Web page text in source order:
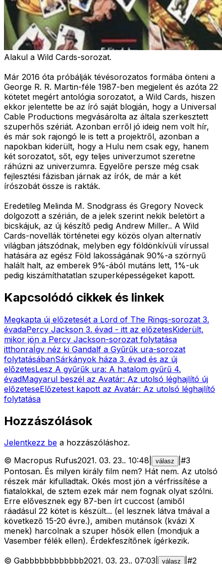
Alakul a Wild Cards-sorozat.
Már 2016 óta próbálják tévésorozatos formába önteni a
George R. R. Martin-féle 1987-ben megjelent és azóta 22
kötetet megért antológia sorozatot, a Wild Cards, hiszen
ekkor jelentette be az író saját blogján, hogy a Universal
Cable Productions megvásárolta az általa szerkesztett
szuperhős szériát. Azonban erről jó ideig nem volt hír,
és már sok rajongó le is tett a projektről, azonban a
napokban kiderült, hogy a Hulu nem csak egy, hanem
két sorozatot, sőt, egy teljes univerzumot szeretne
ráhúzni az univerzumra. Egyelőre persze még csak
fejlesztési fázisban járnak az írók, de már a két
írószobát össze is rakták.
Eredetileg Melinda M. Snodgrass és Gregory Noveck
dolgozott a szérián, de a jelek szerint nekik beletört a
bicskájuk, az új készítő pedig Andrew Miller.. A Wild
Cards-novellák történetei egy közös olyan alternatív
világban játszódnak, melyben egy földönkívüli vírussal
hatására az egész Föld lakosságának 90%-a szörnyű
halált halt, az emberek 9%-ából mutáns lett, 1%-uk
pedig kiszámíthatatlan szuperképességeket kapott.
Kapcsolódó cikkek és linkek
Megkapta új előzetesét a Lord of The Rings-sorozat 3.
évadaPercy Jackson 3. évad - itt az előzetesKiderült,
mikor jön a Percy Jackson-sorozat folytatása
itthonraÍgy néz ki Gandalf a Gyűrűk ura-sorozat
folytatásábanSárkányok háza 3. évad és az új
előzetesLesz A gyűrűk ura: A hatalom gyűrű 4.
évadMagyarul beszél az Avatár: Az utolsó léghajlító új
előzeteseElőzetest kapott az Avatár: Az utolsó léghajlító
folytatása
Hozzászólások
Jelentkezz be a hozzászóláshoz.
© Macropus Rufus2021. 03. 23.. 10:48 válasz #3
Pontosan. És milyen király film nem? Hát nem. Az utolsó
részek már kifulladtak. Okés most jön a vérfrissítése a
fiatalokkal, de sztem ezek már nem fognak olyat szólni.
Erre elővesznek egy 87-ben írt cuccost (amiből
ráadásul 22 kötet is készült... (el lesznek látva tmával a
következő 15-20 évre.), amiben mutánsok (kvázi X
menek) harcolnak a szuper hősök ellen (mondjuk a
Vasember félék ellen). Érdekfeszítőnek ígérkezik.
© Gabbbbbbbbbbbb2021. 03. 23.. 07:03 válasz #2